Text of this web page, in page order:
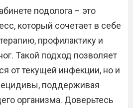
подолога – это
который сочетает в себе
профилактику и
Такой подход позволяет
от текущей инфекции, но и
поддерживая
организма. Доверьтесь